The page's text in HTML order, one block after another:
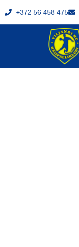
+372 56 458 475